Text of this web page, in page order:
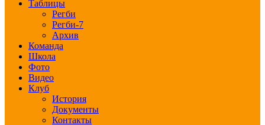
Таблицы
Регби
Регби-7
Архив
Команда
Школа
Фото
Видео
Клуб
История
Документы
Контакты